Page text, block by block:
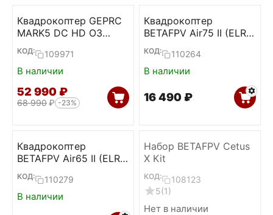
Квадрокоптер GEPRC
MARK5 DC HD O3
(Emerald Green, TBS)
КОД: 109971
В наличии
52 990 ₽
68 990₽ -23%
Квадрокоптер
BETAFPV Air75 II (ELRS
2.4)
КОД: 110264
В наличии
16 490 ₽
Квадрокоптер
BETAFPV Air65 II (ELRS
2.4)
КОД: 110279
В наличии
Набор BETAFPV Cetus
X Kit
КОД:
108123
5(1)
Нет в наличии